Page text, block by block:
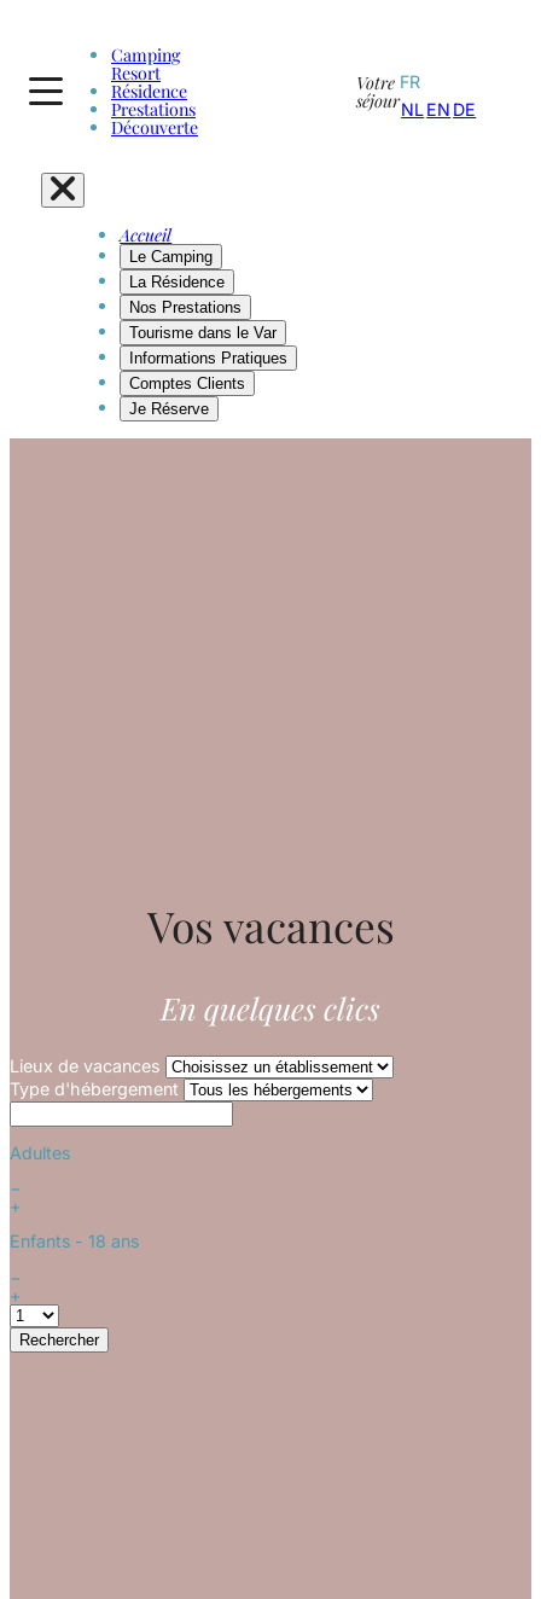
Camping
Resort
Résidence
Prestations
Découverte
Votre
séjour
FR
NL EN DE
Accueil
Le Camping
La Résidence
Nos Prestations
Tourisme dans le Var
Informations Pratiques
Comptes Clients
Je Réserve
Vos vacances
En quelques clics
Lieux de vacances
Type d'hébergement
Adultes
−
+
Enfants - 18 ans
−
+
Rechercher